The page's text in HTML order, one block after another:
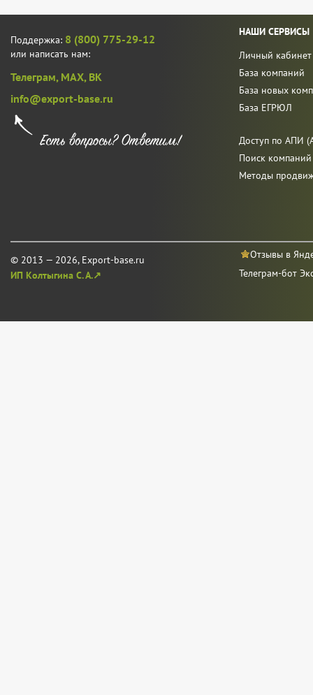
Поддержка: 8 (800) 775-29-12
или написать нам:
Телеграм, MAX, ВК
info@export-base.ru
© 2013 — 2026, Export-base.ru
ИП Колтыгина С. А.↗
НАШИ СЕРВИСЫ
Личный кабинет
База компаний
База новых
База ЕГРЮЛ
Доступ по АПИ
Поиск
Методы
Отзывы в
Телеграм-бот